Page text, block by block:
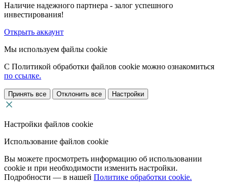
Наличие надежного партнера - залог успешного
инвестирования!
Открыть аккаунт
Мы используем файлы cookie
С Политикой обработки файлов cookie можно ознакомиться
по ссылке.
Принять все Отклонить все Настройки
Настройки файлов cookie
Использование файлов cookie
Вы можете просмотреть информацию об использовании
cookie и при необходимости изменить настройки.
Подробности — в нашей Политике обработки cookie.